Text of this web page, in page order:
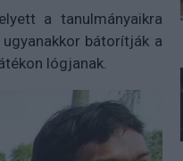
a tanulmányaikra
bátorítják a
lógjanak.